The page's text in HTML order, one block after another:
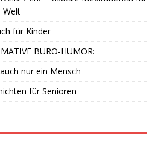
Welt
für Kinder
BÜRO-HUMOR:
nur ein Mensch
für Senioren